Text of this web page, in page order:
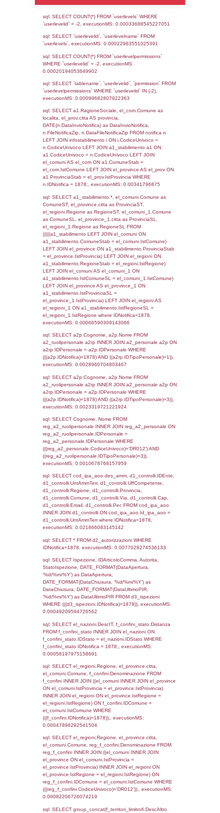
SEZIONE F (pubblico) - DESCRIZIONE
DELL'AMBIENTE/TERRITORIO
STABILIMENTO
STABILIMENTO E RIEPILOGO SOSTANZE
DI CUI ALL'ALLEGATO 1 DEL DECRETO
DELLA DIRETTIVA 2012/18/UE
SEZIONE L (pubblico) - INFORMAZIONI
INCIDENTALI CON IMPATTO
STABILIMENTO
Indietro
Debug
sql: SELECT COUNT(*) FROM `userlevels`
`userlevelid` = -2, executionMS:
`userlevels`, executionMS:
sql: SELECT COUNT(*) FROM
0.00020194053649902
sql: SELECT `tablename`, `userlevelid`,
executionMS: 0.00099682807922363
sql: SELECT a1.RagioneSociale,
localita, el_prov.citta AS provincia,
DATE(n.DataInvioNotifica) as
n.FileNotificaZip, n.DataFileNotificaZip
LEFT JOIN infostabilimento i ON
n.CodiceUnivoco LEFT JOIN
a1.CodiceUnivoco = n.CodiceUnivoco LEFT
el_comuni AS el_com ON a1.ComuneStab =
a1.ProvinciaStab = el_prov.IstProvincia
n.IDNotifica = 1878;, executionMS:
sql: SELECT a1_stabilimento.*,
ComuneST, el_province.citta as
el_regioni.Regione as RegioneST,
as ComuneSL, el_province_1.citta as
el_regioni_1.Regione as RegioneSL FROM
(((((a1_stabilimento LEFT JOIN el_comuni
a1_stabilimento.ComuneStab =
LEFT JOIN el_province ON
= el_province.IstProvincia) LEFT JOIN
a1_stabilimento.RegioneStab =
LEFT JOIN el_comuni AS el_comuni_1 ON
a1_stabilimento.IstComuneSL =
LEFT JOIN el_province AS el_province_1
a1_stabilimento.IstProvinciaSL =
el_province_1.IstProvincia) LEFT JOIN
el_regioni_1 ON
el_regioni_1.IstRegione where
executionMS: 0.00066590309143066
sql: SELECT a2p.Cognome, a2p.Nome